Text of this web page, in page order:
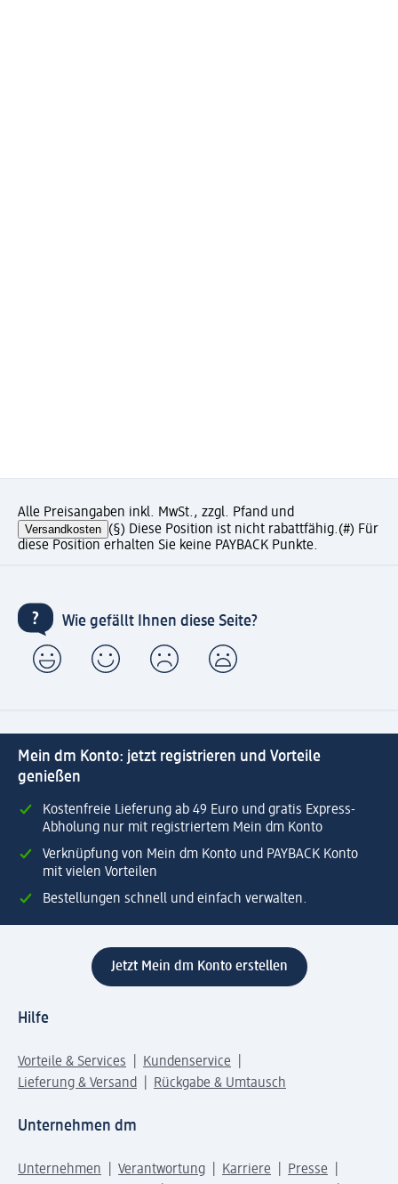
Alle Preisangaben inkl. MwSt., zzgl. Pfand und
Versandkosten (§) Diese Position ist nicht rabattfähig.(#) Für
diese Position erhalten Sie keine PAYBACK Punkte.
Wie gefällt Ihnen diese Seite?
Mein dm Konto: jetzt registrieren und Vorteile
genießen
Kostenfreie Lieferung ab 49 Euro und gratis Express-
Abholung nur mit registriertem Mein dm Konto
Verknüpfung von Mein dm Konto und PAYBACK Konto
mit vielen Vorteilen
Bestellungen schnell und einfach verwalten.
Jetzt Mein dm Konto erstellen
Hilfe
Vorteile & Services
Kundenservice
Lieferung & Versand
Rückgabe & Umtausch
Unternehmen dm
Unternehmen Verantwortung Karriere
Presse